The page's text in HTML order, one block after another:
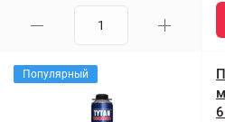
Популярный